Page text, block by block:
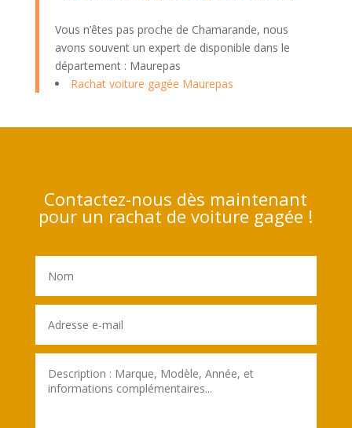
Vous n’êtes pas proche de Chamarande, nous
avons souvent un expert de disponible dans le
département : Maurepas
Rachat voiture gagée Maurepas
Contactez-nous dès maintenant
pour un rachat de voiture gagée !